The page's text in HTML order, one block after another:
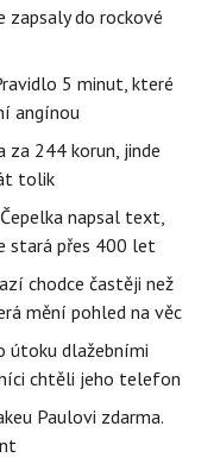
zapsaly do rockové
5 minut, které
angínou
za 244 korun, jinde
tolik
napsal text,
stará přes 400 let
chodce častěji než
mění pohled na věc
útoku dlažebními
chtěli jeho telefon
Paulovi zdarma.